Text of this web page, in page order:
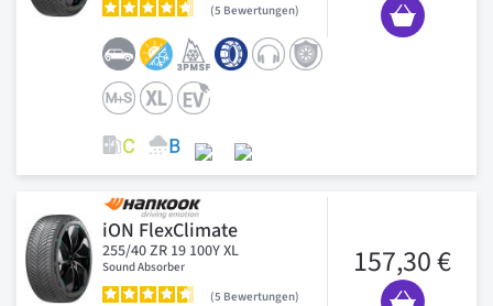
5 Bewertungen
iON FlexClimate
255/40 ZR 19 100Y XL
Sound Absorber
5 Bewertungen
157,30 €